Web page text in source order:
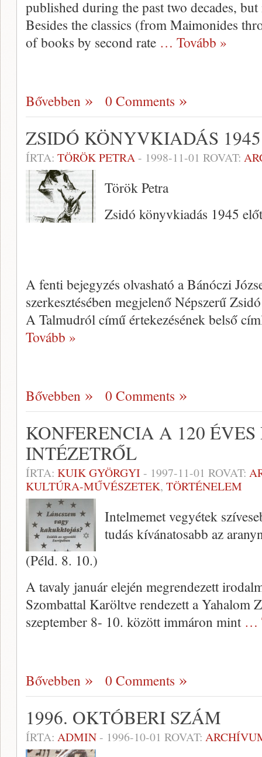
pub­lished during the past two decades,
Besides the classics (from Maimonides
of books by second rate … Tovább »
Bővebben 0 Comments
ZSIDÓ KÖNYVKIADÁS
ÍRTA: TÖRÖK PETRA- 1998-11-01 ROVAT:
Török Petra
Zsidó könyvkiadás 1945
A fenti bejegyzés olvasható a Bánóczi
szerkesztésé­ben megjelenő Népszerű
A Talmudról cí­mű értekezésének belső
Tovább »
Bővebben 0 Comments
KONFERENCIA A 120
INTÉZETRŐL
ÍRTA: KUIK GYÖRGYI - 1997-11-01 ROVAT:
KULTÚRA-MŰVÉSZETEK, TÖRTÉNELEM
Intelmemet vegyétek
tudás kí­vánatosabb az
(Péld. 8. 10.)
A tavaly január elején megren­dezett
Szombattal Karöltve rendezett a Yahalom
szeptember 8- 10. között immáron mint …
Bővebben 0 Comments
1996. OKTÓBERI SZÁM
ÍRTA: ADMIN- 1996-10-01 ROVAT: